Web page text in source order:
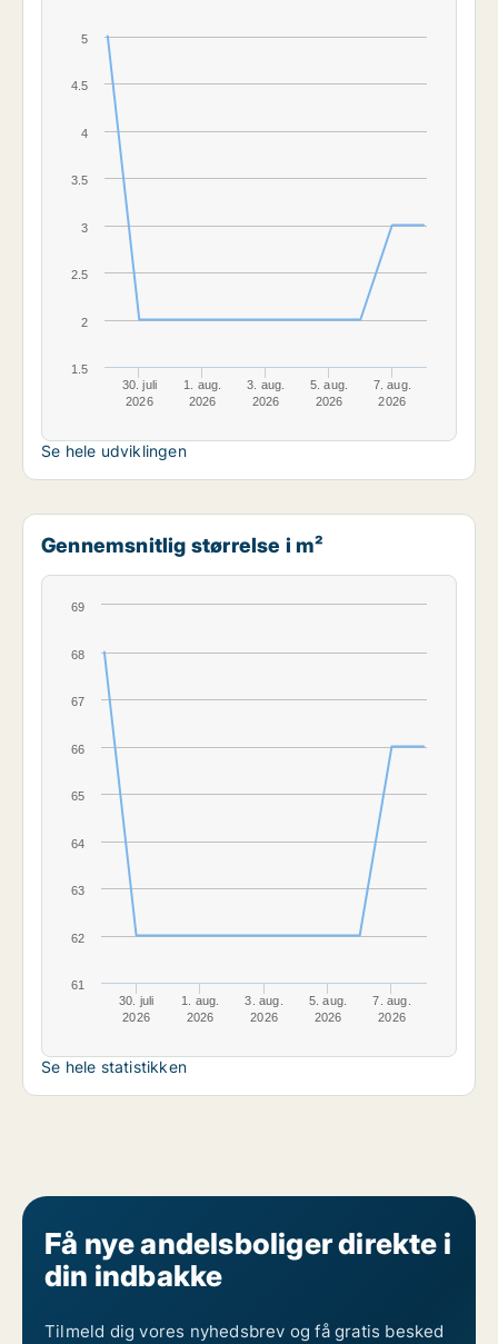
30. juli
2026
1. aug.
2026
3. aug.
2026
5. aug.
2026
7. aug.
2026
1.5
2
2.5
3
3.5
4
4.5
5
Se hele udviklingen
Gennemsnitlig størrelse i m²
30. juli
2026
1. aug.
2026
3. aug.
2026
5. aug.
2026
7. aug.
2026
61
62
63
64
65
66
67
68
69
Se hele statistikken
Få nye andelsboliger direkte i
din indbakke
Tilmeld dig vores nyhedsbrev og få gratis besked